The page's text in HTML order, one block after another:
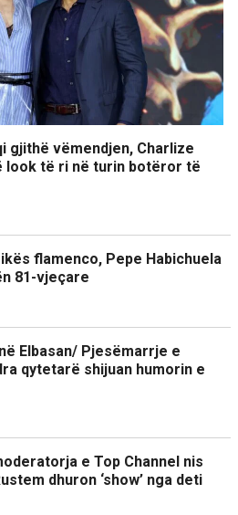
gjithë vëmendjen, Charlize
look të ri në turin botëror të
flamenco, Pepe Habichuela
81-vjeçare
Elbasan/ Pjesëmarrje e
qytetarë shijuan humorin e
e Top Channel nis
dhuron ‘show’ nga deti